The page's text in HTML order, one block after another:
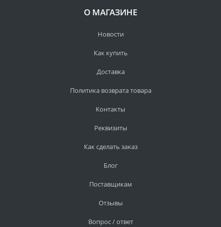
О МАГАЗИНЕ
Новости
Как купить
Доставка
Политика возврата товара
Контакты
Реквизиты
Как сделать заказ
Блог
Поставщикам
Отзывы
Вопрос / ответ